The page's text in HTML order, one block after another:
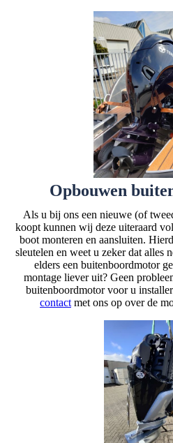
Opbouwen
Als u bij ons een nieuwe (of
koopt kunnen wij deze uiteraard
boot monteren en aansluiten.
sleutelen en weet u zeker dat alles
elders een buitenboordmotor
montage liever uit? Geen
buitenboordmotor voor u
contact met ons op over de